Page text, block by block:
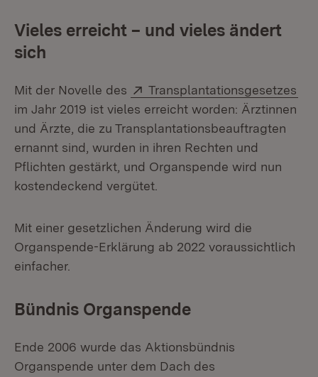
Vieles erreicht – und vieles ändert
sich
Mit der Novelle des Extern:
Transplantationsgesetzes
im Jahr 2019 ist vieles erreicht worden: Ärztinnen
und Ärzte, die zu Transplantationsbeauftragten
ernannt sind, wurden in ihren Rechten und
Pflichten gestärkt, und Organspende wird nun
kostendeckend vergütet.
Mit einer gesetzlichen Änderung wird die
Organspende-Erklärung ab 2022 voraussichtlich
einfacher.
Bündnis Organspende
Ende 2006 wurde das Aktionsbündnis
Organspende unter dem Dach des